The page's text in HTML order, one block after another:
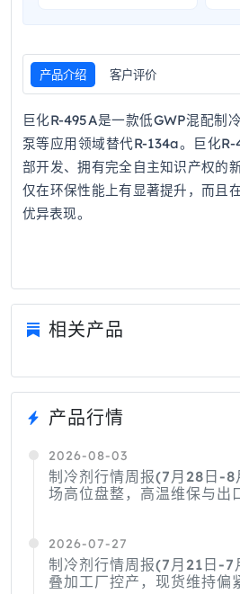
产品介绍 客户评价
巨化R-495A是一款低GWP混配制
泵等应用领域替代R-134a。巨化
部开发、拥有完全自主知识产权的
仅在环保性能上有显著提升，而且
优异表现。
相关产品
产品行情
2026-08-03
制冷剂行情周报(7月28日-8
场高位盘整，高温维保与出
2026-07-27
制冷剂行情周报(7月21日-7
叠加工厂控产，现货维持偏